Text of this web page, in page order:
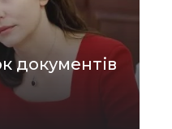
документів